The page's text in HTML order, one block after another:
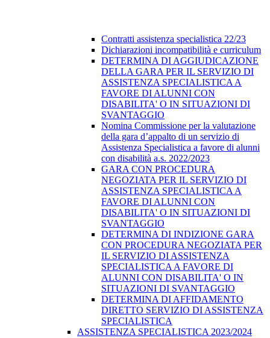
Contratti assistenza specialistica 22/23
Dichiarazioni incompatibilità e curriculum
DETERMINA DI AGGIUDICAZIONE
DELLA GARA PER IL SERVIZIO DI
ASSISTENZA SPECIALISTICA A
FAVORE DI ALUNNI CON
DISABILITA' O IN SITUAZIONI DI
SVANTAGGIO
Nomina Commissione per la valutazione
della gara d’appalto di un servizio di
Assistenza Specialistica a favore di alunni
con disabilità a.s. 2022/2023
GARA CON PROCEDURA
NEGOZIATA PER IL SERVIZIO DI
ASSISTENZA SPECIALISTICA A
FAVORE DI ALUNNI CON
DISABILITA' O IN SITUAZIONI DI
SVANTAGGIO
DETERMINA DI INDIZIONE GARA
CON PROCEDURA NEGOZIATA PER
IL SERVIZIO DI ASSISTENZA
SPECIALISTICA A FAVORE DI
ALUNNI CON DISABILITA' O IN
SITUAZIONI DI SVANTAGGIO
DETERMINA DI AFFIDAMENTO
DIRETTO SERVIZIO DI ASSISTENZA
SPECIALISTICA
ASSISTENZA SPECIALISTICA 2023/2024